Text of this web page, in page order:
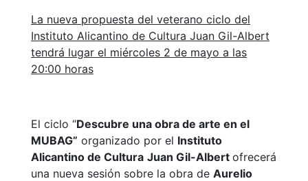
La nueva propuesta del veterano ciclo del
Instituto Alicantino de Cultura Juan Gil-Albert
tendrá lugar el miércoles 2 de mayo a las
20:00 horas
El ciclo “Descubre una obra de arte en el
MUBAG” organizado por el Instituto
Alicantino de Cultura Juan Gil-Albert ofrecerá
una nueva sesión sobre la obra de Aurelio